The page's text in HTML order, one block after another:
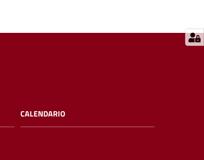
CALENDARIO